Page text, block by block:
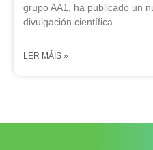
grupo AA1, ha publicado un
divulgación científica
LER MÁIS »